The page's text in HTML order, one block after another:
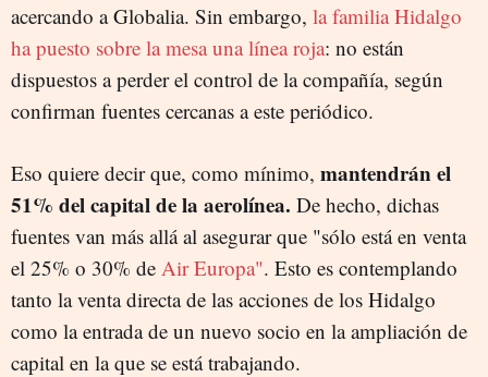
acercando a Globalia. Sin embargo, la familia Hidalgo
ha puesto sobre la mesa una línea roja: no están
dispuestos a perder el control de la compañía, según
confirman fuentes cercanas a este periódico.
Eso quiere decir que, como mínimo, mantendrán el
51% del capital de la aerolínea. De hecho, dichas
fuentes van más allá al asegurar que "sólo está en venta
el 25% o 30% de Air Europa". Esto es contemplando
tanto la venta directa de las acciones de los Hidalgo
como la entrada de un nuevo socio en la ampliación de
capital en la que se está trabajando.